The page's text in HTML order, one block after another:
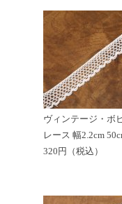
ヴィンテージ・ボ
レース 幅2.2cm
320円（税込）